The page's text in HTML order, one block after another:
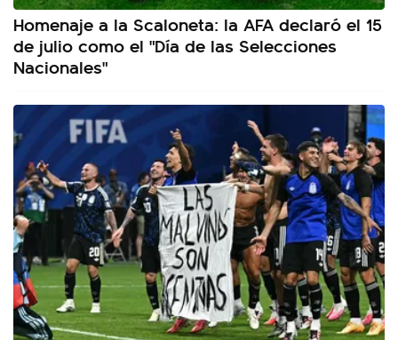
Homenaje a la Scaloneta: la AFA declaró el 15
de julio como el "Día de las Selecciones
Nacionales"